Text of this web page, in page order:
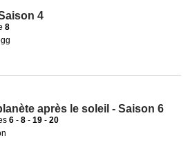
4
8
après le soleil - Saison 6
6 - 8 - 19 - 20